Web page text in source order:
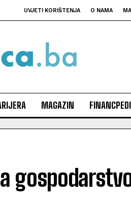
UVJETI KORIŠTENJA O NAMA
MAGAZIN